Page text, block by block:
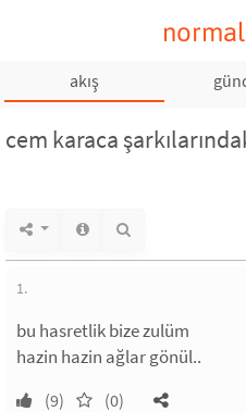
akış
cem karaca
1.
bu hasretlik bize zulüm
hazin hazin ağlar gönül..
(9) (0)